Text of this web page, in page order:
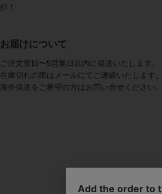
担！
お届けについて
ご注文翌日〜5営業日以内に発送いたします。
在庫切れの際はメールにてご連絡いたします。
海外発送をご希望の方はお問い合せください。